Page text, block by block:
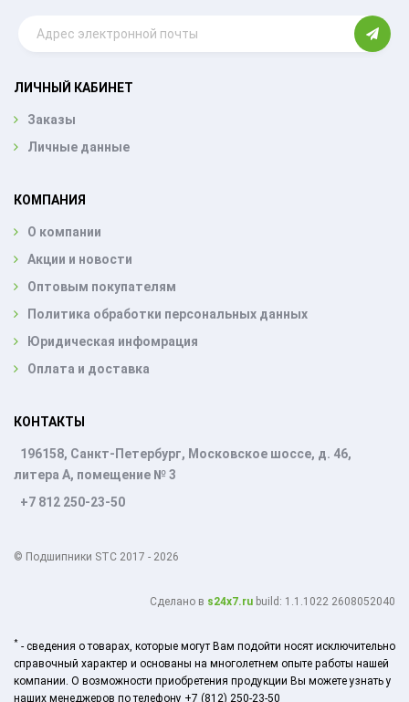
ЛИЧНЫЙ КАБИНЕТ
Заказы
Личные данные
КОМПАНИЯ
О компании
Акции и новости
Оптовым покупателям
Политика обработки персональных данных
Юридическая инфомрация
Оплата и доставка
КОНТАКТЫ
196158, Санкт-Петербург, Московское шоссе, д. 46,
литера А, помещение № 3
+7 812 250-23-50
© Подшипники STC 2017 - 2026
Cделано в s24x7.ru build: 1.1.1022 2608052040
* - сведения о товарах, которые могут Вам подойти носят исключительно
справочный характер и основаны на многолетнем опыте работы нашей
компании. О возможности приобретения продукции Вы можете узнать у
наших менеджеров по телефону +7 (812) 250-23-50